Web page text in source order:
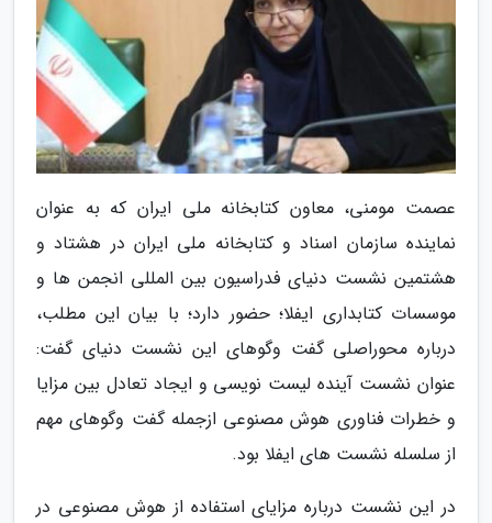
عصمت مومنی، معاون کتابخانه ملی ایران که به عنوان
نماینده سازمان اسناد و کتابخانه ملی ایران در هشتاد و
هشتمین نشست دنیای فدراسیون بین المللی انجمن ها و
موسسات کتابداری ایفلا؛ حضور دارد؛ با بیان این مطلب،
درباره محوراصلی گفت وگوهای این نشست دنیای گفت:
عنوان نشست آینده لیست نویسی و ایجاد تعادل بین مزایا
و خطرات فناوری هوش مصنوعی ازجمله گفت وگوهای مهم
از سلسله نشست های ایفلا بود.
در این نشست درباره مزایای استفاده از هوش مصنوعی در